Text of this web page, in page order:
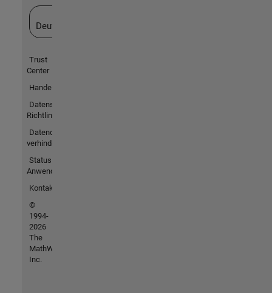
Deutschland
Trust
Center
Handelsmarken
Datenschutz-
Richtlinien
Datendiebstahl
verhindern
Status von
Anwendungen
Kontakt
©
1994-
2026
The
MathWorks,
Inc.